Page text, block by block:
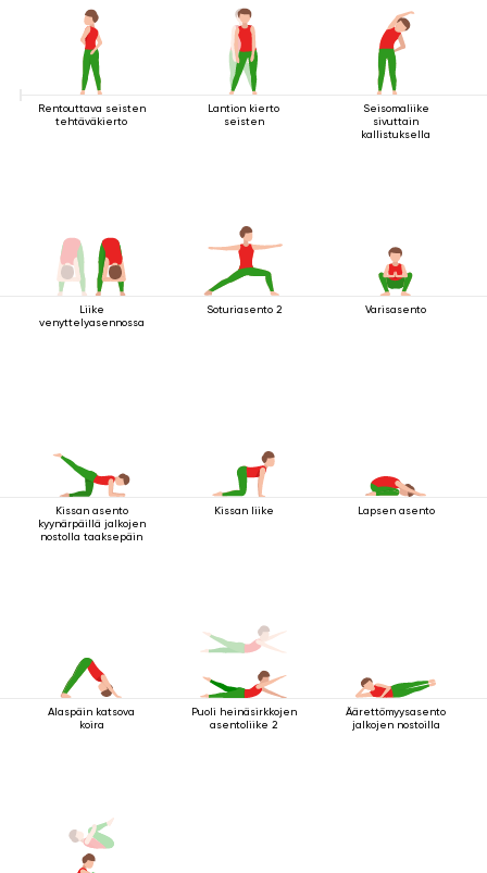
Rentouttava seisten
tehtäväkierto
Lantion kierto
seisten
Seisomaliike
sivuttain
kallistuksella
Liike
venyttelyasennossa
Soturiasento 2 Varisasento
Kissan asento
kyynärpäillä jalkojen
nostolla taaksepäin
Kissan liike Lapsen asento
Alaspäin katsova
koira
Puoli heinäsirkkojen
asentoliike 2
Äärettömyysasento
jalkojen nostoilla